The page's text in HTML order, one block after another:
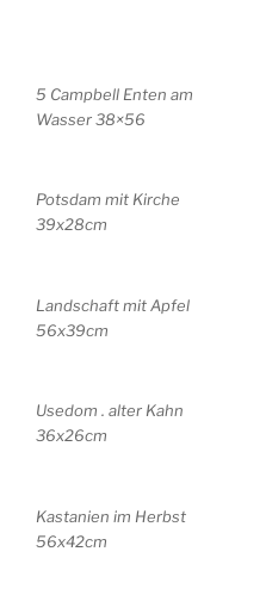
5 Campbell Enten am
Wasser 38×56
Potsdam mit Kirche
39x28cm
Landschaft mit Apfel
56x39cm
Usedom . alter Kahn
36x26cm
Kastanien im Herbst
56x42cm